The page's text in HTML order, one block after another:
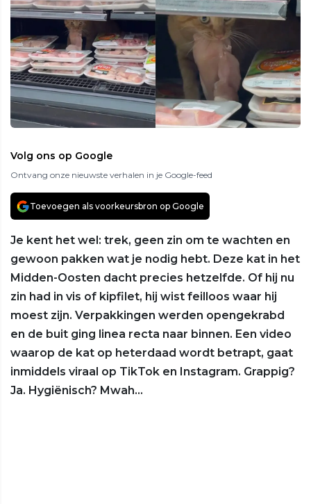
Volg ons op Google
Ontvang onze nieuwste verhalen in je Google-feed
Toevoegen als voorkeursbron op Google
Je kent het wel: trek, geen zin om te wachten en
gewoon pakken wat je nodig hebt. Deze kat in het
Midden-Oosten dacht precies hetzelfde. Of hij nu
zin had in vis of kipfilet, hij wist feilloos waar hij
moest zijn. Verpakkingen werden opengekrabd
en de buit ging linea recta naar binnen. Een video
waarop de kat op heterdaad wordt betrapt, gaat
inmiddels viraal op TikTok en Instagram. Grappig?
Ja. Hygiënisch? Mwah…